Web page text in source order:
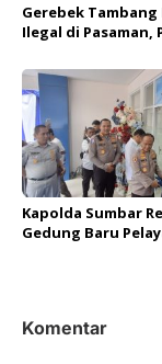
Gerebek Tambang
Ilegal di Pasaman,
Ekskavator
Kapolda Sumbar
Gedung Baru
Komentar